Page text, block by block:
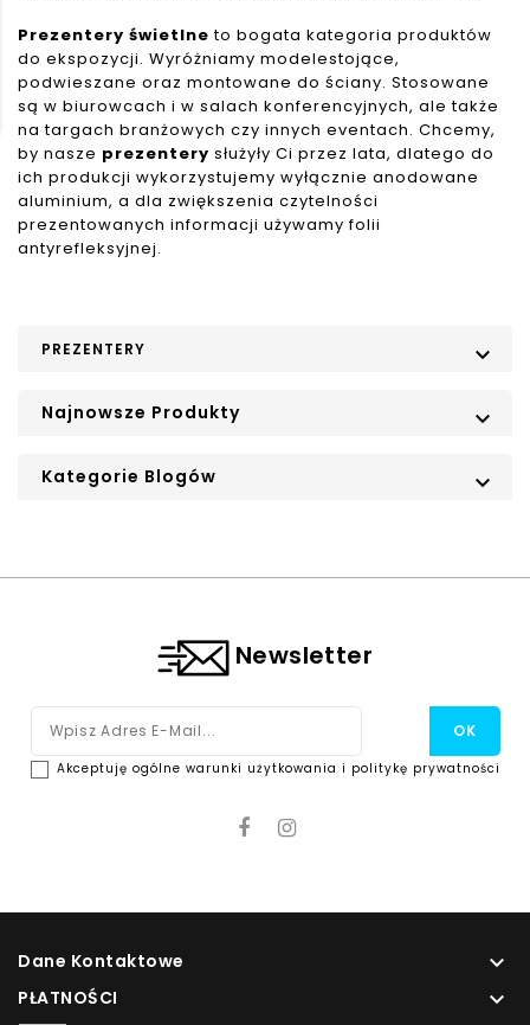
Prezentery świetlne to bogata kategoria produktów
do ekspozycji. Wyróżniamy modelestojące,
podwieszane oraz montowane do ściany. Stosowane
są w biurowcach i w salach konferencyjnych, ale także
na targach branżowych czy innych eventach. Chcemy,
by nasze prezentery służyły Ci przez lata, dlatego do
ich produkcji wykorzystujemy wyłącznie anodowane
aluminium, a dla zwiększenia czytelności
prezentowanych informacji używamy folii
antyrefleksyjnej.
PREZENTERY 
Najnowsze Produkty 
Kategorie Blogów 
Newsletter
Akceptuję ogólne warunki użytkowania i politykę prywatności
Dane Kontaktowe 
PŁATNOŚCI 